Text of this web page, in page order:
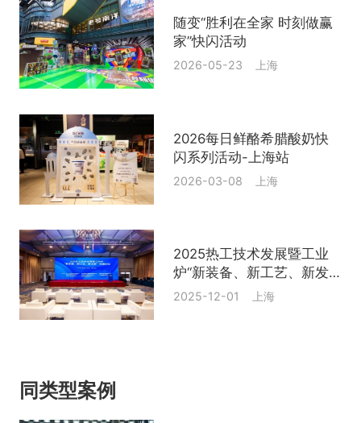
随变“胜利在全家 时刻做赢
家”快闪活动
2026-05-23 上海
2026每日鲜酪希腊酸奶快
闪系列活动-上海站
2026-03-08 上海
2025热工技术发展暨工业
炉“新装备、新工艺、新发
展”前瞻论坛
2025-12-01 上海
同类型案例